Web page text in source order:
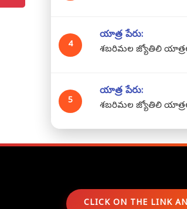
4
యాత్ర పేరు:
శబరిమల జ్యోతిలి
5
యాత్ర పేరు:
శబరిమల జ్యోతిలి
CLICK ON THE LINK